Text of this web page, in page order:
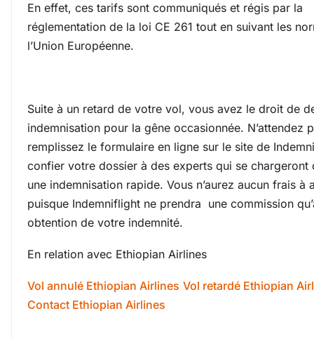
En effet, ces tarifs sont communiqués et régis par la
réglementation de la loi CE 261 tout en suivant les
l’Union Européenne.
Suite à un retard de votre vol, vous avez le droit de
indemnisation pour la gêne occasionnée. N’attendez
remplissez le formulaire en ligne sur le site de
confier votre dossier à des experts qui se chargeront
une indemnisation rapide. Vous n’aurez aucun frais à
puisque Indemniflight ne prendra une commission
obtention de votre indemnité.
En relation avec Ethiopian Airlines
Vol annulé Ethiopian Airlines Vol retardé Ethiopian
Contact Ethiopian Airlines